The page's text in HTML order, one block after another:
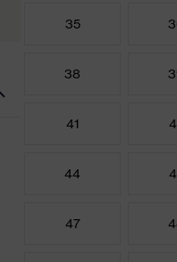
35
38
41
44
47